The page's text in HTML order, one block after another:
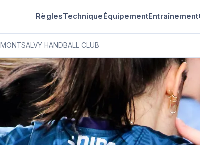
RèglesTechniqueÉquipementEntraînement
MONTSALVY HANDBALL CLUB